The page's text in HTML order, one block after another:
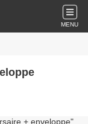
MENU